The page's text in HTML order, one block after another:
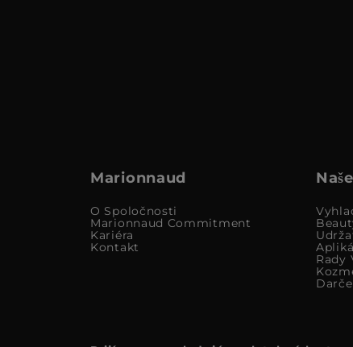
Marionnaud
O Spoločnosti
Marionnaud Commitment
Kariéra
Kontakt
Rady